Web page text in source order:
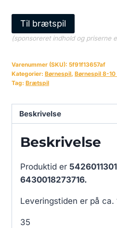
Til brætspil
(sponsoreret indhold og priserne
Varenummer (SKU): 5f91f13657af
Kategorier: Børnespil, Børnespil 8-10
Tag: Brætspil
Beskrivelse
Beskrivelse
Produktid er
6430018273716.
Leveringstiden er på ca.
35